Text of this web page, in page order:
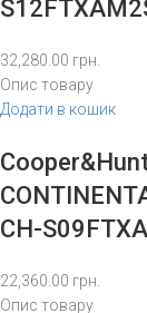
32,280.00 грн.
Опис товару
Додати в кошик
CH-
22,360.00 грн.
Опис товару